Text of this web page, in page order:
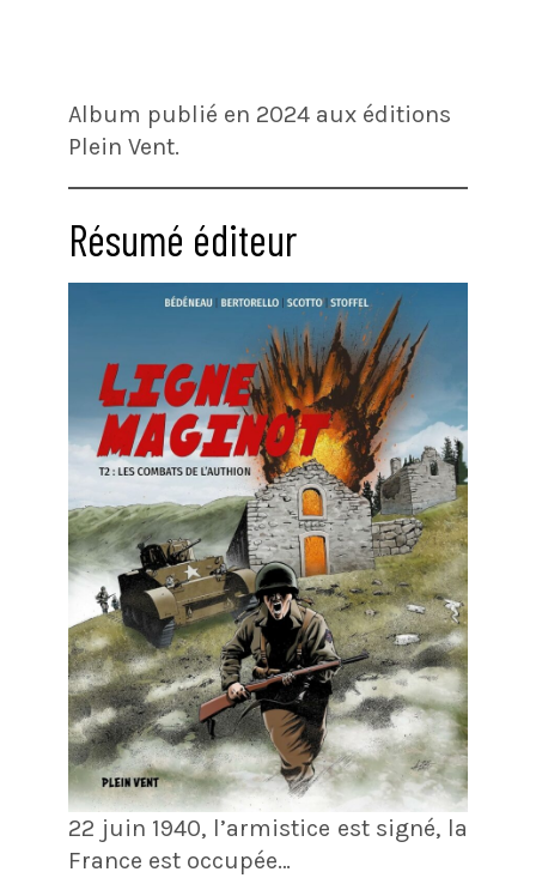
Album publié en 2024 aux éditions
Plein Vent.
Résumé éditeur
22 juin 1940, l’armistice est signé, la
France est occupée…